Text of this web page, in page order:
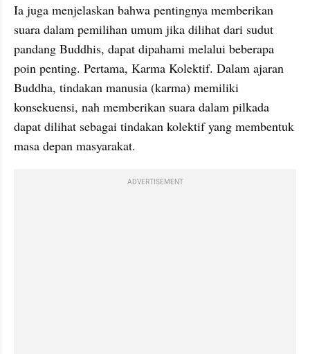
Ia juga menjelaskan bahwa pentingnya memberikan
suara dalam pemilihan umum jika dilihat dari sudut
pandang Buddhis, dapat dipahami melalui beberapa
poin penting. Pertama, Karma Kolektif. Dalam ajaran
Buddha, tindakan manusia (karma) memiliki
konsekuensi, nah memberikan suara dalam pilkada
dapat dilihat sebagai tindakan kolektif yang membentuk
masa depan masyarakat.
ADVERTISEMENT